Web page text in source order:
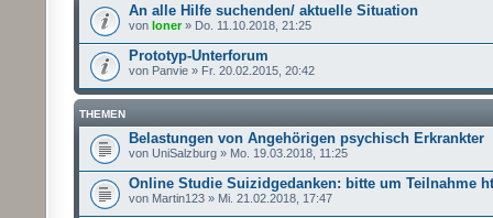
An alle Hilfe suchenden/ aktuelle Situation
von loner» Do. 11.10.2018, 21:25
Prototyp-Unterforum
von Panvie » Fr. 20.02.2015, 20:42
THEMEN
Belastungen von Angehörigen psychisch Erkrankter
von UniSalzburg » Mo. 19.03.2018, 11:25
Online Studie Suizidgedanken: bitte um Teilnahme
von Martin123 » Mi. 21.02.2018, 17:47